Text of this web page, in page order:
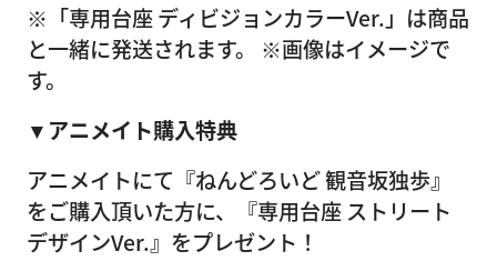
※「専用台座 ディビジョンカラーVer.」は商品
と一緒に発送されます。 ※画像はイメージで
す。
▼アニメイト購入特典
アニメイトにて『ねんどろいど 観音坂独歩』
をご購入頂いた方に、『専用台座 ストリート
デザインVer.』をプレゼント！